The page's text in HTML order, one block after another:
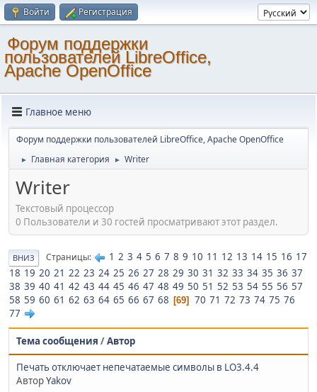
Войти Регистрация
Форум поддержки
пользователей LibreOffice,
Apache OpenOffice
Главное меню
Форум поддержки пользователей LibreOffice, Apache OpenOffice
► Главная категория ► Writer
Writer
Текстовый процессор
0 Пользователи и 30 гостей просматривают этот раздел.
ВНИЗ Страницы 1 2 3 4 5 6 7 8 9 10 11 12 13 14 15 16 17
18 19 20 21 22 23 24 25 26 27 28 29 30 31 32 33 34 35 36 37
38 39 40 41 42 43 44 45 46 47 48 49 50 51 52 53 54 55 56 57
58 59 60 61 62 63 64 65 66 67 68 69 70 71 72 73 74 75 76
77
Тема сообщения /Автор
Печать отключает непечатаемые символы в LO3.4.4
АвторYakov